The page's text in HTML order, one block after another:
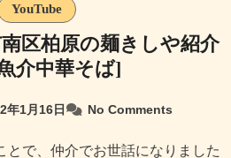
YouTube
区柏原の麺きしや紹介
介中華そば]
年1月16日 No Comments